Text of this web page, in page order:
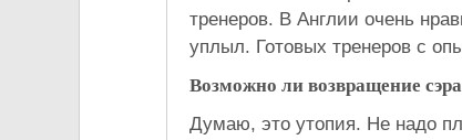
тренеров. В Англии очень
уплыл. Готовых тренеров с
Возможно ли возвращение
Думаю, это утопия. Не надо